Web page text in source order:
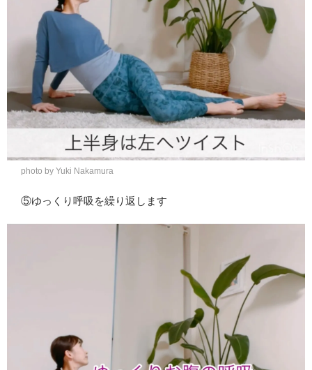
photo by Yuki Nakamura
⑤ゆっくり呼吸を繰り返します